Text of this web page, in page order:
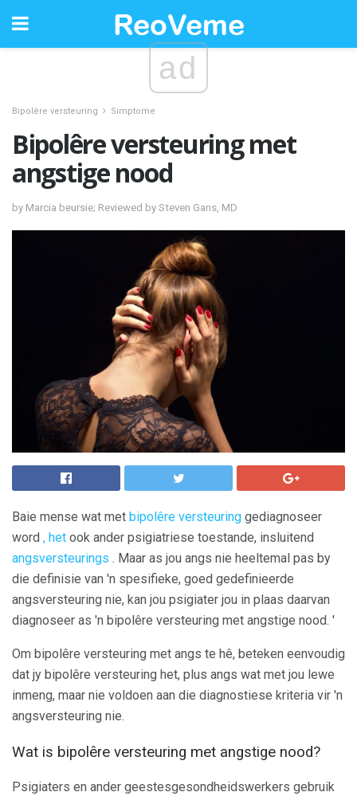
ad
Bipolêre versteuring Simptome
Bipolêre versteuring met
angstige nood
by Marcia beursie; Reviewed by Steven Gans, MD
Baie mense wat met bipolêre versteuring gediagnoseer
word , het ook ander psigiatriese toestande, insluitend
angsversteurings . Maar as jou angs nie heeltemal pas by
die definisie van 'n spesifieke, goed gedefinieerde
angsversteuring nie, kan jou psigiater jou in plaas daarvan
diagnoseer as 'n bipolêre versteuring met angstige nood. '
Om bipolêre versteuring met angs te hê, beteken eenvoudig
dat jy bipolêre versteuring het, plus angs wat met jou lewe
inmeng, maar nie voldoen aan die diagnostiese kriteria vir 'n
angsversteuring nie.
Wat is bipolêre versteuring met angstige nood?
Psigiaters en ander geestesgesondheidswerkers gebruik